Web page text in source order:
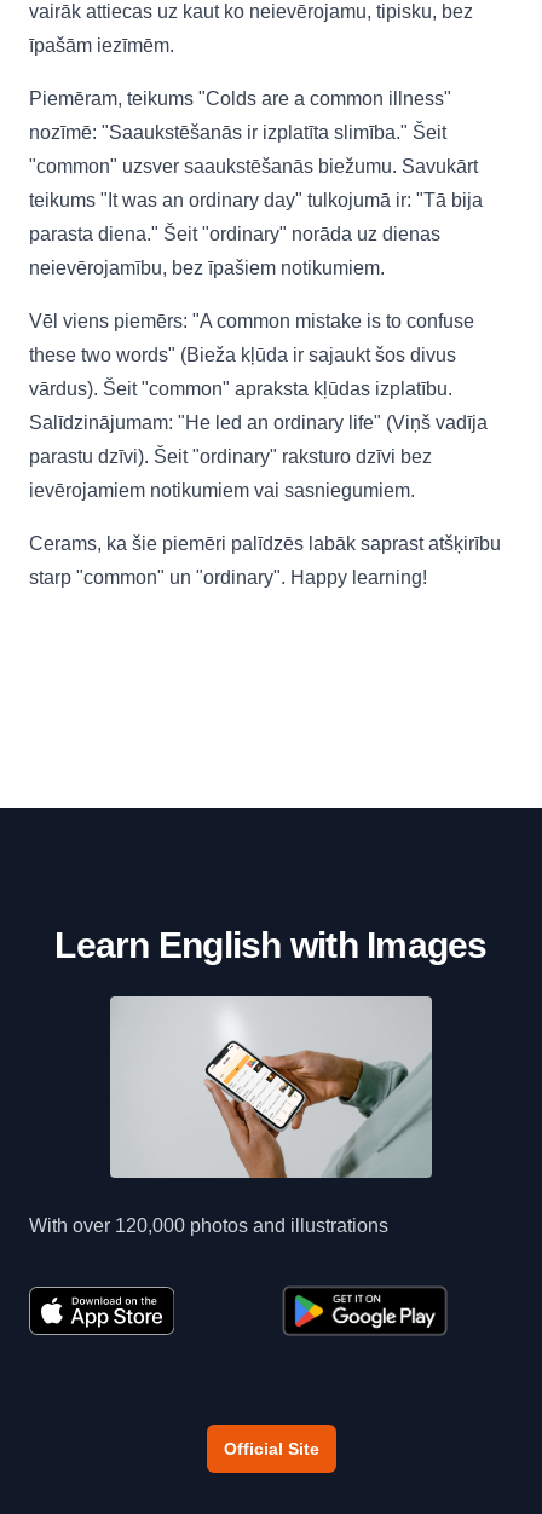
vairāk attiecas uz kaut ko neievērojamu, tipisku, bez
īpašām iezīmēm.
Piemēram, teikums "Colds are a common illness"
nozīmē: "Saaukstēšanās ir izplatīta slimība." Šeit
"common" uzsver saaukstēšanās biežumu. Savukārt
teikums "It was an ordinary day" tulkojumā ir: "Tā bija
parasta diena." Šeit "ordinary" norāda uz dienas
neievērojamību, bez īpašiem notikumiem.
Vēl viens piemērs: "A common mistake is to confuse
these two words" (Bieža kļūda ir sajaukt šos divus
vārdus). Šeit "common" apraksta kļūdas izplatību.
Salīdzinājumam: "He led an ordinary life" (Viņš vadīja
parastu dzīvi). Šeit "ordinary" raksturo dzīvi bez
ievērojamiem notikumiem vai sasniegumiem.
Cerams, ka šie piemēri palīdzēs labāk saprast atšķirību
starp "common" un "ordinary". Happy learning!
Learn English with Images
With over 120,000 photos and illustrations
Official Site